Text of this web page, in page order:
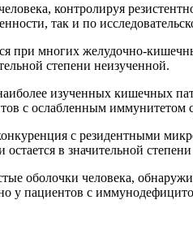
контролируя
так и по
при многих желудочно-
степени неизученной.
изученных кишечных
с ослабленным иммунитетом
с резидентными
в значительной
оболочки человека,
у пациентов с